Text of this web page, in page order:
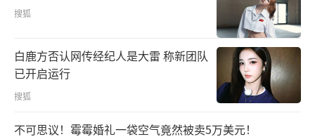
搜狐
白鹿方否认网传经纪人是大雷 称新团队
已开启运行
搜狐
不可思议！霉霉婚礼一袋空气竟然被卖5万美元！